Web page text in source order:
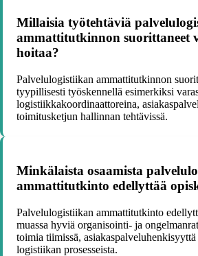
Millaisia työtehtäviä
ammattitutkinnon suorittaneet
hoitaa?
Palvelulogistiikan ammattitutkinnon
tyypillisesti työskennellä esimerkiksi
logistiikkakoordinaattoreina,
toimitusketjun hallinnan tehtävissä.
Minkälaista osaamista
ammattitutkinto edellyttää
Palvelulogistiikan ammattitutkinto
muassa hyviä organisointi- ja
toimia tiimissä,
logistiikan prosesseista.